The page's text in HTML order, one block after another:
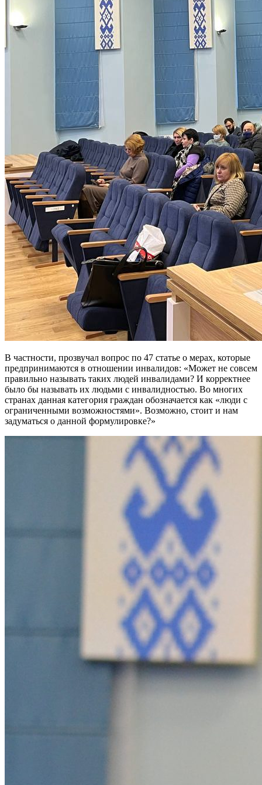
В частности, прозвучал вопрос по 47 статье о мерах, которые
предпринимаются в отношении инвалидов: «Может не совсем
правильно называть таких людей инвалидами? И корректнее
было бы называть их людьми с инвалидностью. Во многих
странах данная категория граждан обозначается как «люди с
ограниченными возможностями». Возможно, стоит и нам
задуматься о данной формулировке?»